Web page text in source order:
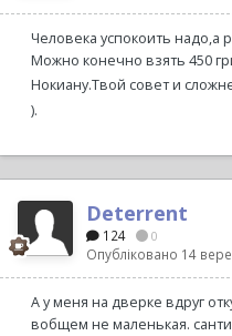
Человека успокоить
Можно конечно взять 450
Нокиану.Твой совет и
).
Deterrent
124 0
Опубліковано 14
А у меня на дверке вдруг
вобщем не маленькая.